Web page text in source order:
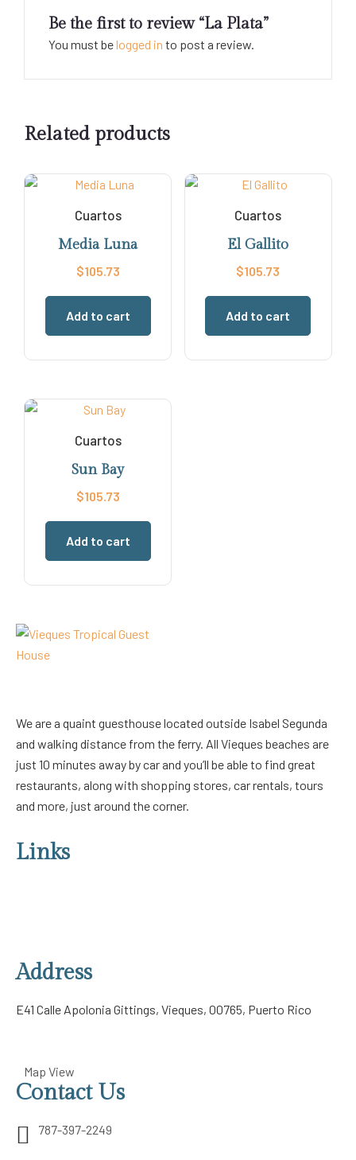
Be the first to review “La Plata”
You must belogged in to post a review.
Related products
Cuartos
Media Luna
$105.73
Add to cart
Cuartos
El Gallito
$105.73
Add to cart
Cuartos
Sun Bay
$105.73
Add to cart
We are a quaint guesthouse located outside Isabel Segunda
and walking distance from the ferry. All Vieques beaches are
just 10 minutes away by car and you’ll be able to find great
restaurants, along with shopping stores, car rentals, tours
and more, just around the corner.
Links
Address
E41 Calle Apolonia Gittings, Vieques, 00765, Puerto Rico
Map View
Contact Us
787-397-2249